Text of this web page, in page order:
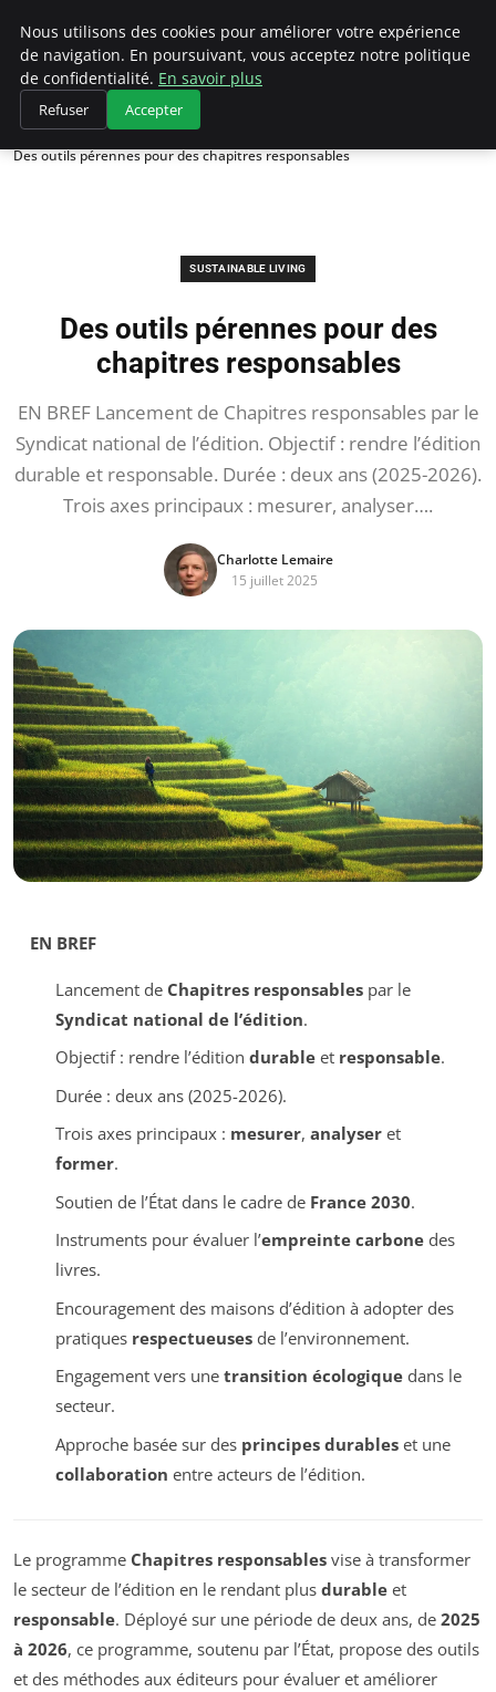
Climategatecountryclub.com
Accueil
Sustainable Living
Des outils pérennes pour des chapitres responsables
SUSTAINABLE LIVING
Des outils pérennes pour des
chapitres responsables
EN BREF Lancement de Chapitres responsables par le
Syndicat national de l’édition. Objectif : rendre l’édition
durable et responsable. Durée : deux ans (2025-2026).
Trois axes principaux : mesurer, analyser….
Charlotte Lemaire
15 juillet 2025
EN BREF
Lancement de Chapitres responsablespar le
Syndicat national de l’édition.
Objectif : rendre l’édition durableet responsable.
Durée : deux ans (2025-2026).
Trois axes principaux : mesurer, analyseret
former.
Soutien de l’État dans le cadre de France 2030.
Instruments pour évaluer l’empreinte carbonedes
livres.
Encouragement des maisons d’édition à adopter des
pratiques respectueusesde l’environnement.
Engagement vers une transition écologiquedans le
secteur.
Approche basée sur des principes durableset une
collaboration entre acteurs de l’édition.
Le programme Chapitres responsables vise à transformer
le secteur de l’édition en le rendant plus durable et
responsable. Déployé sur une période de deux ans, de 2025
à 2026, ce programme, soutenu par l’État, propose des outils
et des méthodes aux éditeurs pour évaluer et améliorer
Nous utilisons des cookies pour améliorer votre expérience
de navigation. En poursuivant, vous acceptez notre politique
de confidentialité. En savoir plus
Refuser Accepter